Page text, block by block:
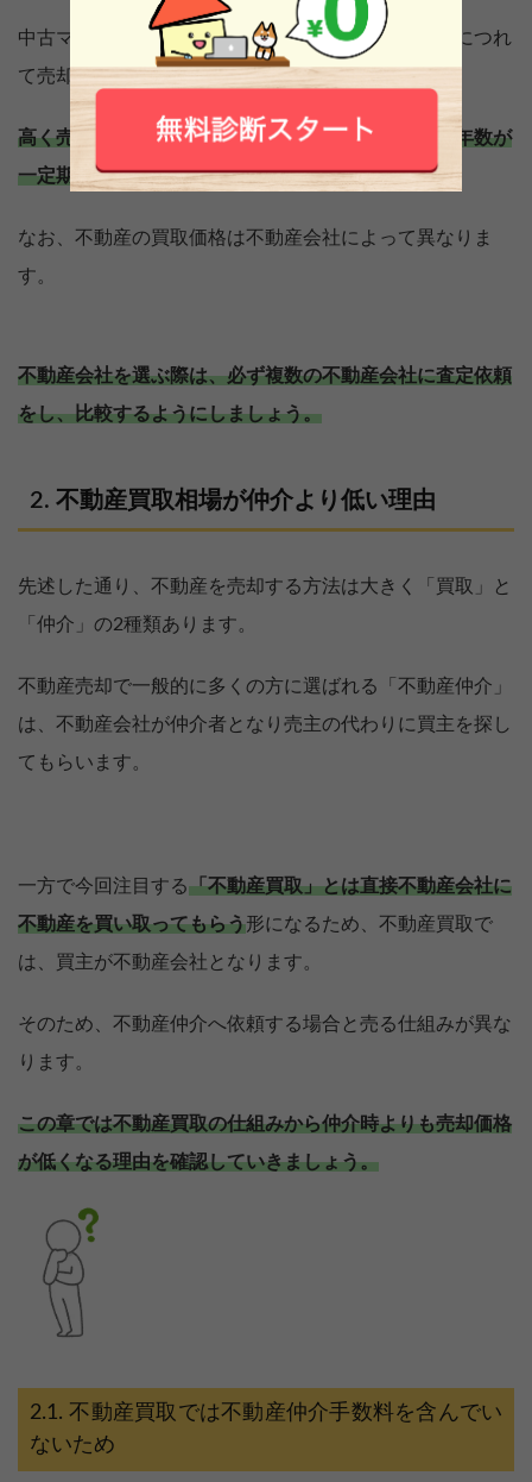
中古マンションも中古一戸建て住宅も築年数がするにつれ
て売却価格が下落していることが分かります。
高く売るためには、売却方法が仲介でも買取でも築年数が
一定期間を経過する前に売却することが大切です。
なお、不動産の買取価格は不動産会社によって異なりま
す。
不動産会社を選ぶ際は、必ず複数の不動産会社に査定依頼
をし、比較するようにしましょう。
不動産買取相場が仲介より低い理由
先述した通り、不動産を売却する方法は大きく「買取」と
「仲介」の2種類あります。
不動産売却で一般的に多くの方に選ばれる「不動産仲介」
は、不動産会社が仲介者となり売主の代わりに買主を探し
てもらいます。
一方で今回注目する「不動産買取」とは直接不動産会社に
不動産を買い取ってもらう形になるため、不動産買取で
は、買主が不動産会社となります。
そのため、不動産仲介へ依頼する場合と売る仕組みが異な
ります。
この章では不動産買取の仕組みから仲介時よりも売却価格
が低くなる理由を確認していきましょう。
不動産買取では不動産仲介手数料を含んでい
ないため